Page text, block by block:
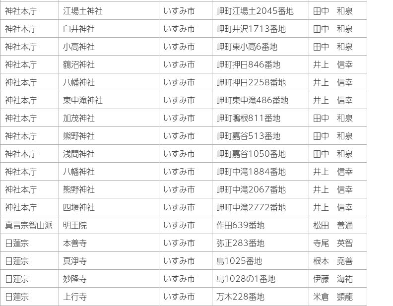
神社本庁 江場土神社 いすみ市 岬町江場土2045番地
田中 和泉
神社本庁 臼井神社 いすみ市 岬町井沢1713番地
田中 和泉
神社本庁 小高神社 いすみ市 岬町東小高6番地
田中 和泉
神社本庁 鶴沼神社 いすみ市 岬町押日846番地
井上 信幸
神社本庁 八幡神社 いすみ市 岬町押日2258番地
井上 信幸
神社本庁 東中滝神社 いすみ市 岬町東中滝486番地
井上 信幸
神社本庁 加茂神社 いすみ市 岬町鴨根811番地
田中 和泉
神社本庁 熊野神社 いすみ市 岬町嘉谷513番地
田中 和泉
神社本庁 浅間神社 いすみ市 岬町嘉谷1050番地
田中 和泉
神社本庁 八幡神社 いすみ市 岬町中滝1884番地
井上 信幸
神社本庁 熊野神社 いすみ市 岬町中滝2067番地
井上 信幸
神社本庁 四堰神社 いすみ市 岬町中滝2772番地
井上 信幸
真言宗智山派 明王院 いすみ市 作田639番地
松田 善通
日蓮宗 本善寺 いすみ市 弥正283番地
寺尾 英智
日蓮宗 真淨寺 いすみ市 島1025番地
根本 堯善
日蓮宗 妙隆寺 いすみ市 島1028の1番地
伊藤 海祐
日蓮宗 上行寺 いすみ市 万木228番地 米倉 顗龍